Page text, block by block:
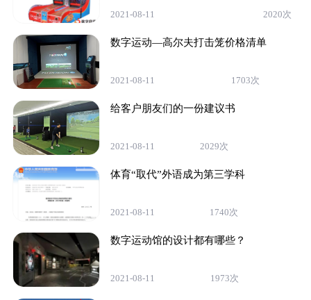
2021-08-11 2020次
数字运动—高尔夫打击笼价格清单
2021-08-11 1703次
给客户朋友们的一份建议书
2021-08-11 2029次
体育“取代”外语成为第三学科
2021-08-11 1740次
数字运动馆的设计都有哪些？
2021-08-11 1973次